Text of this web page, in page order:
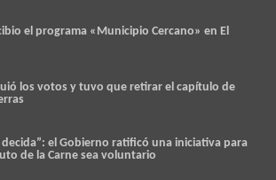
el programa «Municipio Cercano» en El
los votos y tuvo que retirar el capítulo de
el Gobierno ratificó una iniciativa para
de la Carne sea voluntario